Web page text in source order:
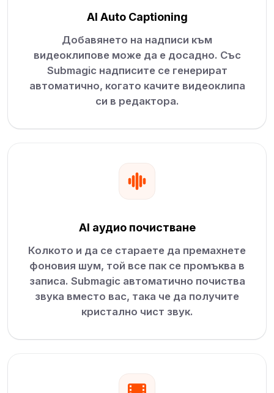
AI Auto Captioning
Добавянето на надписи към
видеоклипове може да е досадно. Със
Submagic надписите се генерират
автоматично, когато качите видеоклипа
си в редактора.
AI аудио почистване
Колкото и да се стараете да премахнете
фоновия шум, той все пак се промъква в
записа. Submagic автоматично почиства
звука вместо вас, така че да получите
кристално чист звук.